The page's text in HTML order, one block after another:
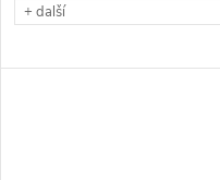
+ další